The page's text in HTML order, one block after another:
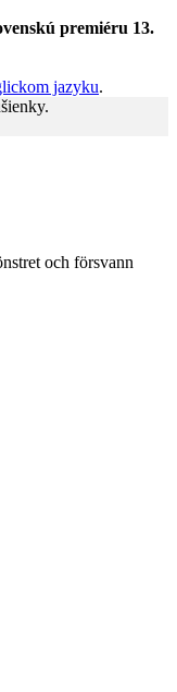
premiéru 13.
jazyku.
och försvann